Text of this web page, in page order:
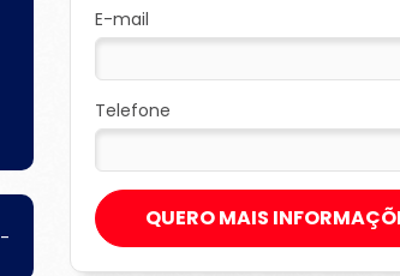
-
E-mail
Telefone
QUERO MAIS